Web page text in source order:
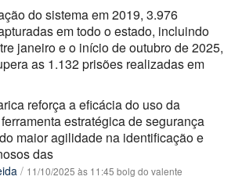
do sistema em 2019, 3.976
em todo o estado, incluindo
janeiro e o início de outubro de 2025,
as 1.132 prisões realizadas em
reforça a eficácia do uso da
estratégica de segurança
maior agilidade na identificação e
das
/ 11/10/2025 às 11:45 bolg do valente